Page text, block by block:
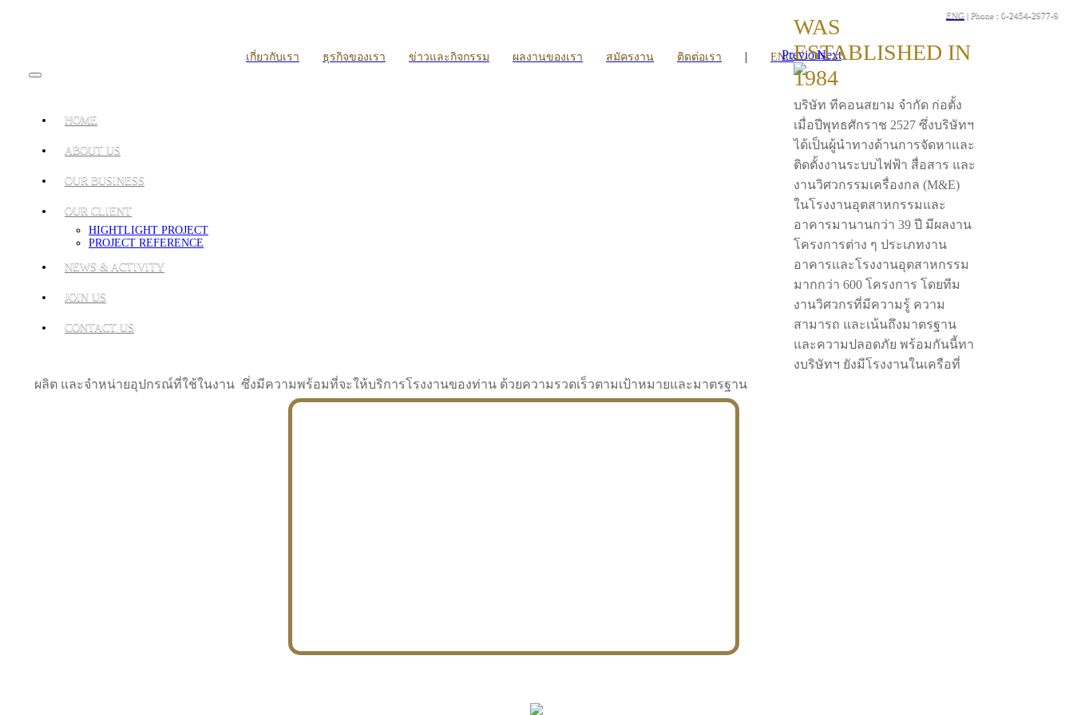
ENG | Phone : 0-2454-2977-9
เกี่ยวกับเรา ธุรกิจของเรา ข่าวและกิจกรรม ผลงานของเรา สมัครงาน ติดต่อเรา | ENG
HOME
ABOUT US
OUR BUSINESS
OUR CLIENT
HIGHTLIGHT PROJECT
PROJECT REFERENCE
NEWS & ACTIVITY
JOIN US
CONTACT US
PreviousNext
WAS
ESTABLISHED IN
1984
บริษัท ทีคอนสยาม จำกัด ก่อตั้ง
เมื่อปีพุทธศักราช 2527 ซึ่งบริษัทฯ
ได้เป็นผู้นำทางด้านการจัดหาและ
ติดตั้งงานระบบไฟฟ้า สื่อสาร และ
งานวิศวกรรมเครื่องกล (M&E)
ในโรงงานอุตสาหกรรมและ
อาคารมานานกว่า 39 ปี มีผลงาน
โครงการต่าง ๆ ประเภทงาน
อาคารและโรงงานอุตสาหกรรม
มากกว่า 600 โครงการ โดยทีม
งานวิศวกรที่มีความรู้ ความ
สามารถ และเน้นถึงมาตรฐาน
และความปลอดภัย พร้อมกันนี้ทา
งบริษัทฯ ยังมีโรงงานในเครือที่
ผลิต และจำหน่ายอุปกรณ์ที่ใช้ในงาน ซึ่งมีความพร้อมที่จะให้บริการโรงงานของท่าน ด้วยความรวดเร็วตามเป้าหมายและมาตรฐาน